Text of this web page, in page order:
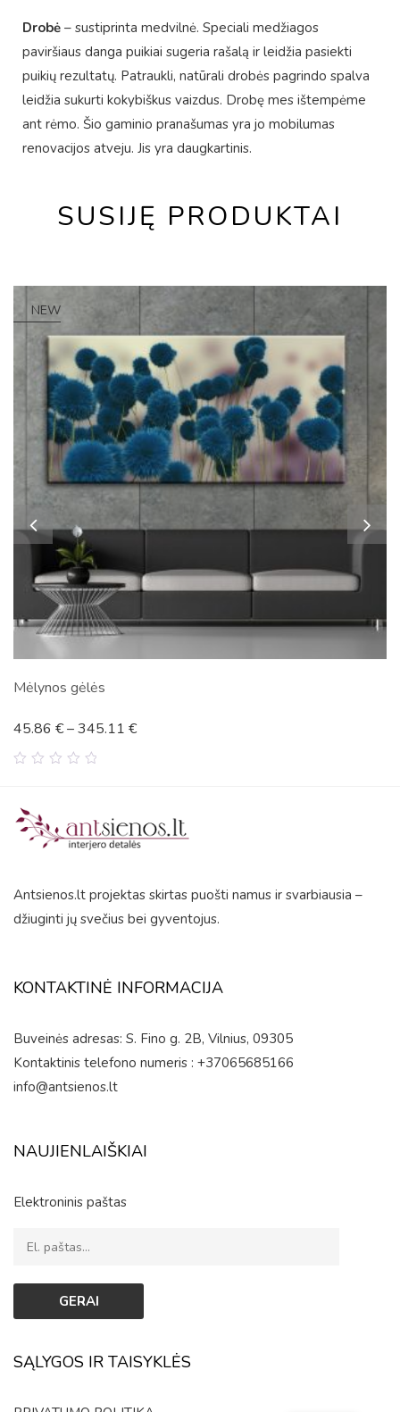
Drobė – sustiprinta medvilnė. Speciali medžiagos
paviršiaus danga puikiai sugeria rašalą ir leidžia pasiekti
puikių rezultatų. Patraukli, natūrali drobės pagrindo spalva
leidžia sukurti kokybiškus vaizdus. Drobę mes ištempėme
ant rėmo. Šio gaminio pranašumas yra jo mobilumas
renovacijos atveju. Jis yra daugkartinis.
SUSIJĘ PRODUKTAI
NEW
HOT
Antsienos.lt projektas skirtas puošti namus ir svarbiausia –
džiuginti jų svečius bei gyventojus.
KONTAKTINĖ INFORMACIJA
Buveinės adresas: S. Fino g. 2B, Vilnius, 09305
Kontaktinis telefono numeris : +37065685166
info@antsienos.lt
NAUJIENLAIŠKIAI
Elektroninis paštas
SĄLYGOS IR TAISYKLĖS